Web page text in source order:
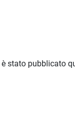
stato pubblicato